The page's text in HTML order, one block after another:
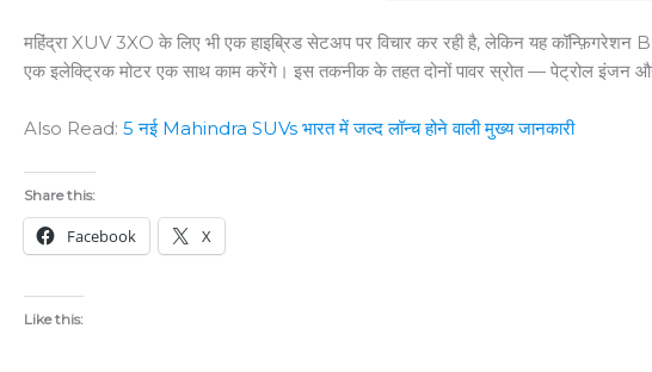
महिंद्रा XUV 3XO के लिए भी एक हाइब्रिड सेटअप पर विचार कर रही है, लेकिन यह
एक इलेक्ट्रिक मोटर एक साथ काम करेंगे। इस तकनीक के तहत दोनों पावर स्रोत — पेट्रोल इंजन
Also Read: 5 नई Mahindra SUVs भारत में जल्द लॉन्च होने वाली मुख्य जानकारी
Share this:
Facebook X
Like this: